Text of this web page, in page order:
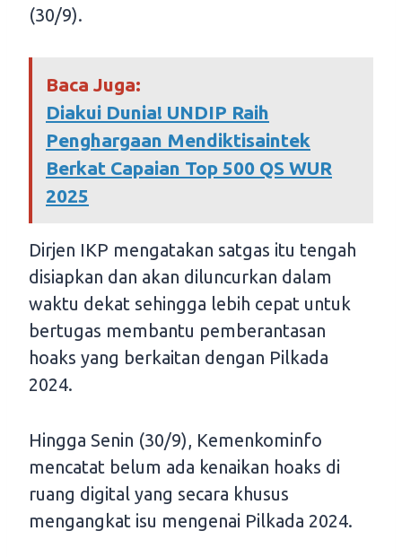
(30/9).
Baca Juga:
Diakui Dunia! UNDIP Raih
Penghargaan Mendiktisaintek
Berkat Capaian Top 500 QS WUR
2025
Dirjen IKP mengatakan satgas itu tengah
disiapkan dan akan diluncurkan dalam
waktu dekat sehingga lebih cepat untuk
bertugas membantu pemberantasan
hoaks yang berkaitan dengan Pilkada
2024.
Hingga Senin (30/9), Kemenkominfo
mencatat belum ada kenaikan hoaks di
ruang digital yang secara khusus
mengangkat isu mengenai Pilkada 2024.